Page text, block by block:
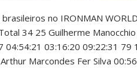
no IRONMAN
34 25 Guilherme
04:54:21 03:16:20 09:22:31
Marcondes Fer Silva